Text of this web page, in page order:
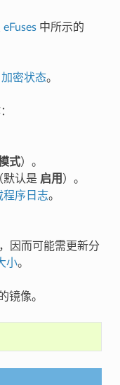
中所示的
加密状态。
式）。
认是 启用 ）。
程序日志。
因而可能需更新分
小。
镜像。